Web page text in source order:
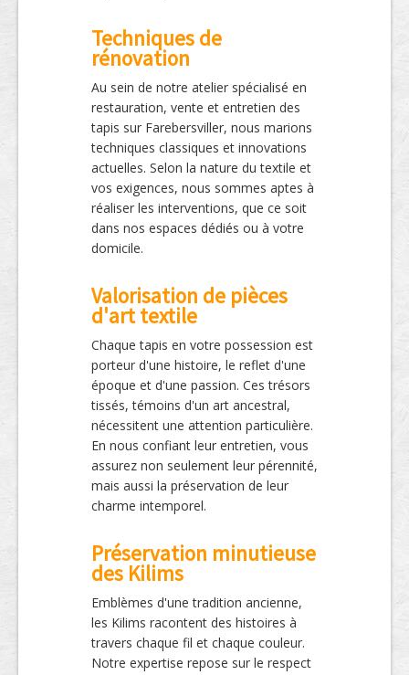
Techniques de
rénovation
Au sein de notre atelier spécialisé en
restauration, vente et entretien des
tapis sur Farebersviller, nous marions
techniques classiques et innovations
actuelles. Selon la nature du textile et
vos exigences, nous sommes aptes à
réaliser les interventions, que ce soit
dans nos espaces dédiés ou à votre
domicile.
Valorisation de pièces
d'art textile
Chaque tapis en votre possession est
porteur d'une histoire, le reflet d'une
époque et d'une passion. Ces trésors
tissés, témoins d'un art ancestral,
nécessitent une attention particulière.
En nous confiant leur entretien, vous
assurez non seulement leur pérennité,
mais aussi la préservation de leur
charme intemporel.
Préservation minutieuse
des Kilims
Emblèmes d'une tradition ancienne,
les Kilims racontent des histoires à
travers chaque fil et chaque couleur.
Notre expertise repose sur le respect